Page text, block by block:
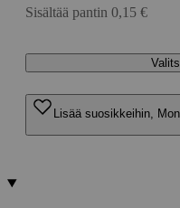
Sisältää pantin 0,15 €
Lisää suosikkeihin,